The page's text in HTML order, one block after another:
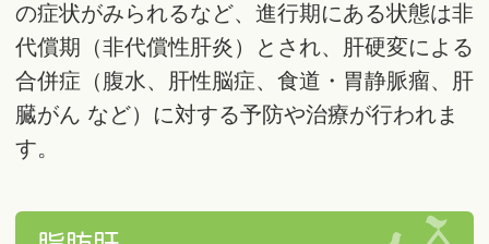
の症状がみられるなど、進行期にある状態は非
代償期（非代償性肝炎）とされ、肝硬変による
合併症（腹水、肝性脳症、食道・胃静脈瘤、肝
臓がん など）に対する予防や治療が行われま
す。